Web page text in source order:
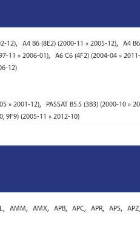
12), A4 B6 (8E2) (2000-11 » 2005-12), A4
11 » 2006-01), A6 C6 (4F2) (2004-04 »
12)
» 2001-12), PASSAT B5.5 (3B3) (2000-10 »
9F9) (2005-11 » 2012-10)
, AMM, AMX, APB, APC, APR, APS, APZ